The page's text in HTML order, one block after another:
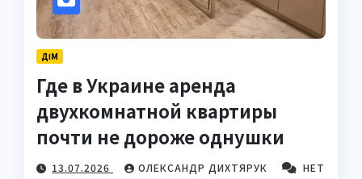
ДІМ
Где в Украине аренда
двухкомнатной квартиры
почти не дороже однушки
13.07.2026 ОЛЕКСАНДР ДИХТЯРУК
НЕТ